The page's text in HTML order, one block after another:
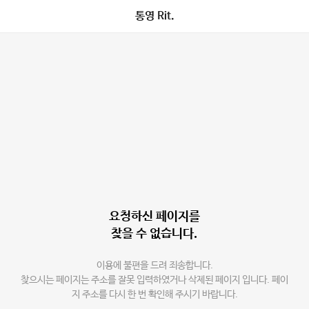
통영 Rit.
요청하신 페이지를
찾을 수 없습니다.
이용에 불편을 드려 죄송합니다.
찾으시는 페이지는 주소를 잘못 입력하였거나 삭제된 페이지 입니다. 페이
지 주소를 다시 한 번 확인해 주시기 바랍니다.